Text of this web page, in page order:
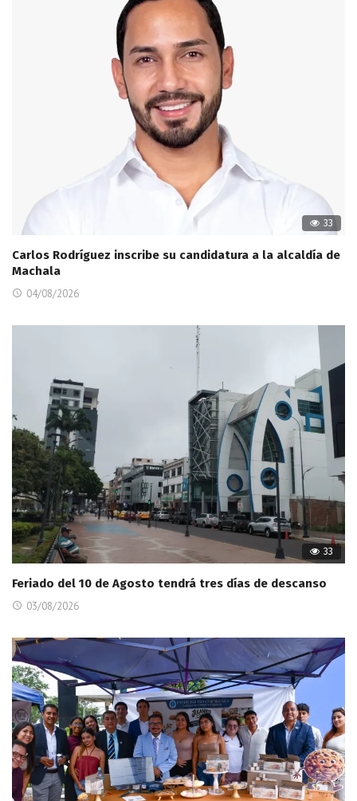
33
Carlos Rodríguez inscribe su candidatura a la alcaldía de
Machala
04/08/2026
33
Feriado del 10 de Agosto tendrá tres días de descanso
03/08/2026